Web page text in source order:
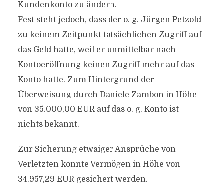
Kundenkonto zu ändern.
Fest steht jedoch, dass der o. g. Jürgen Petzold
zu keinem Zeitpunkt tatsächlichen Zugriff auf
das Geld hatte, weil er unmittelbar nach
Kontoeröffnung keinen Zugriff mehr auf das
Konto hatte. Zum Hintergrund der
Überweisung durch Daniele Zambon in Höhe
von 35.000,00 EUR auf das o. g. Konto ist
nichts bekannt.
Zur Sicherung etwaiger Ansprüche von
Verletzten konnte Vermögen in Höhe von
34.957,29 EUR gesichert werden.